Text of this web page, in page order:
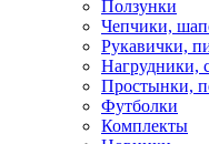
Ползунки
Чепчики,
Рукавички,
Нагрудники,
Простынки,
Футболки
Комплекты